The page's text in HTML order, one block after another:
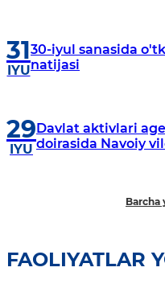
31
IYU
30-iyul sanasida
natijasi
29
IYU
Davlat aktivlari
doirasida Navoiy
Barcha
FAOLIYATLAR